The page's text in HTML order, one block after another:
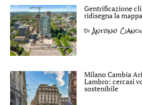
Gentrificazione
ridisegna la
diAntonio
Milano Cambia
Lambro: cercasi
sostenibile